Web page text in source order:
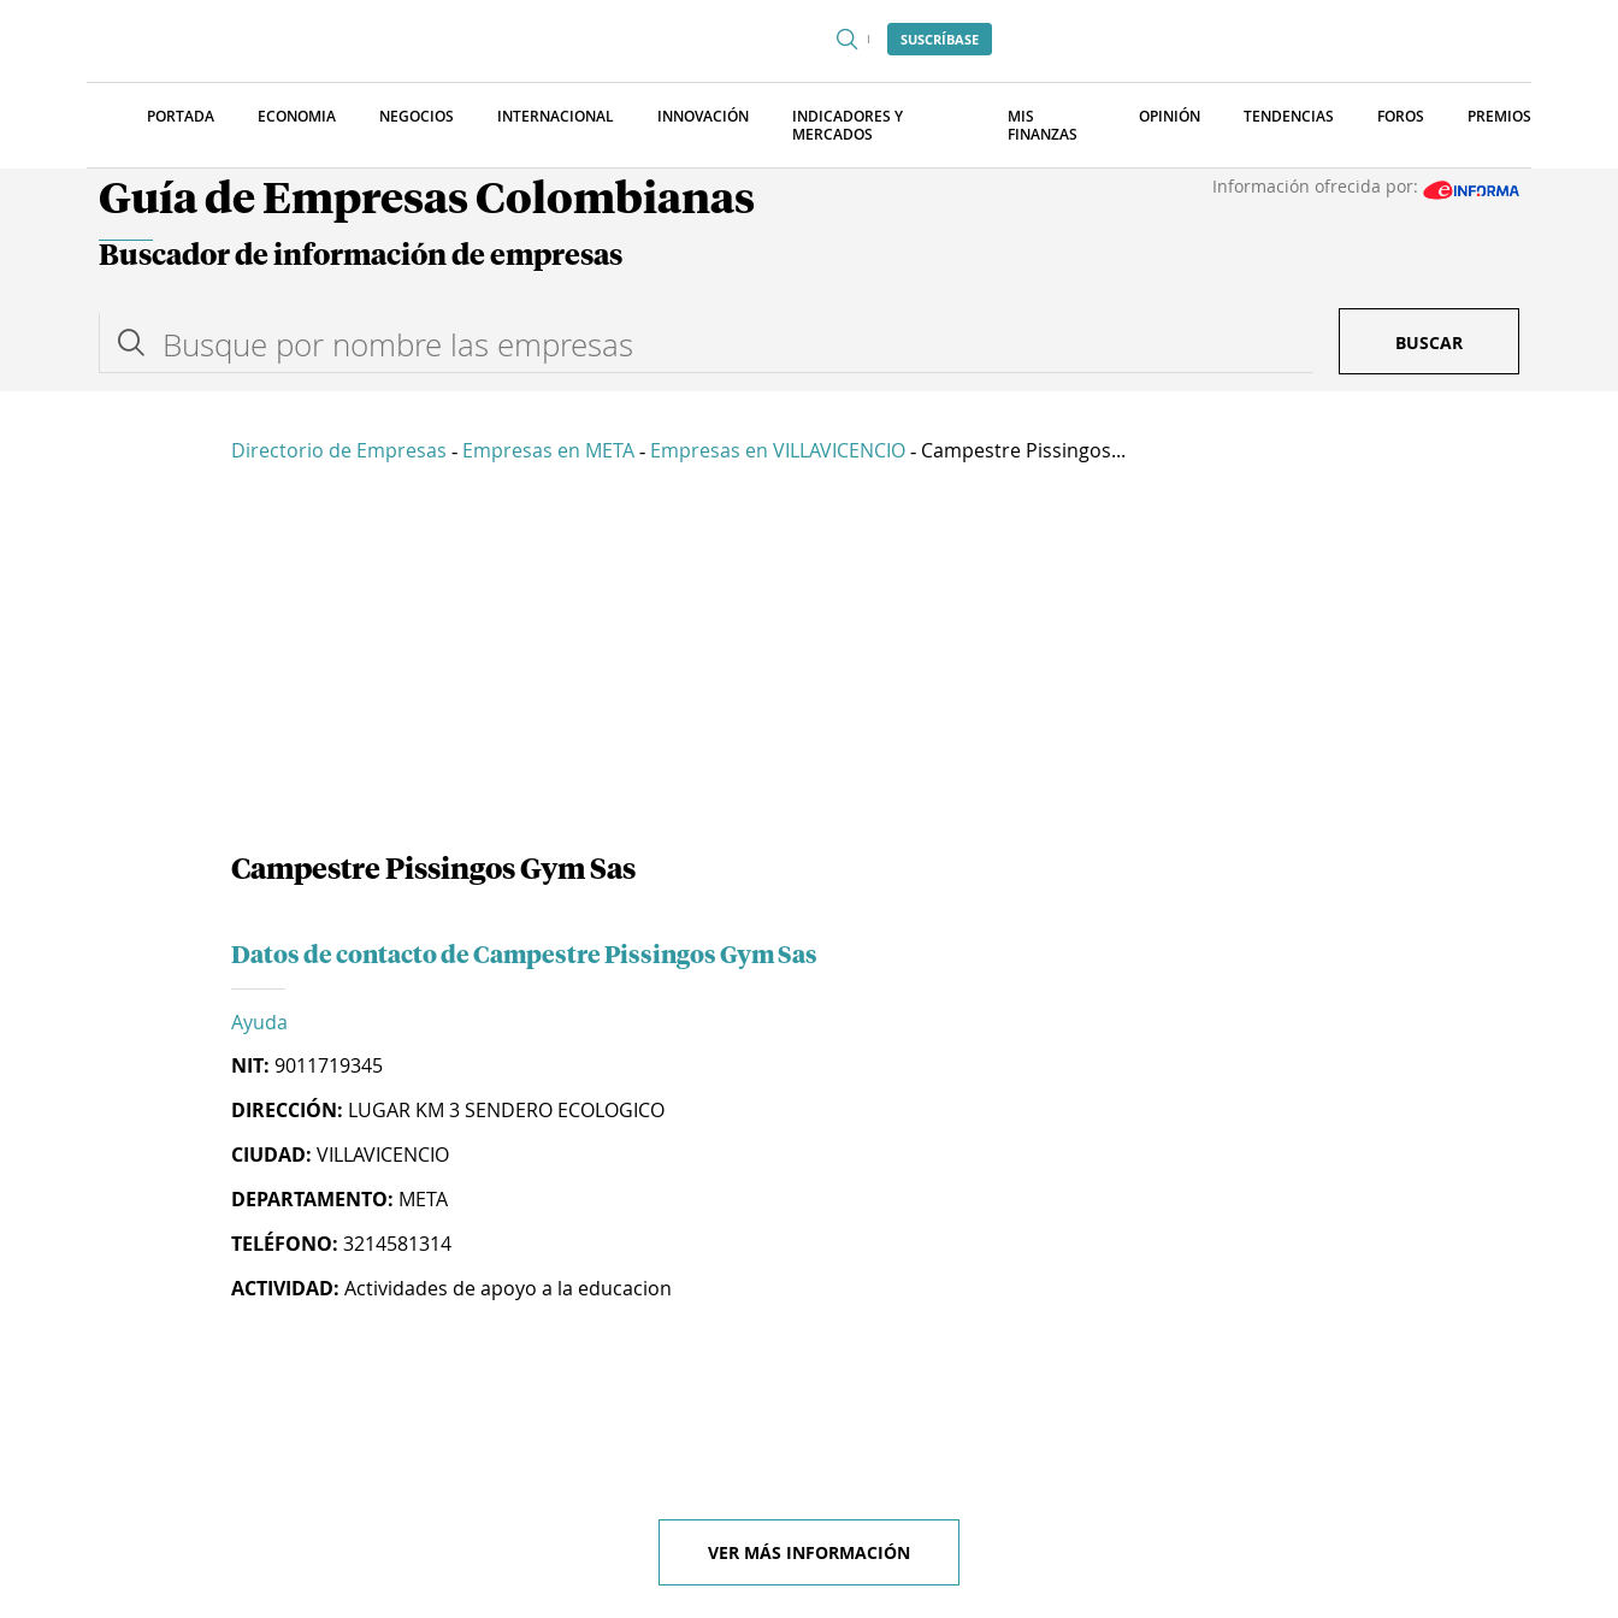
SUSCRÍBASE
PORTADA ECONOMIA NEGOCIOS INTERNACIONAL INNOVACIÓN
INDICADORES Y
MERCADOS
MIS
FINANZAS
OPINIÓN TENDENCIAS FOROS PREMIOS
Guía de Empresas Colombianas Información ofrecida por:
Buscador de información de empresas
BUSCAR
Directorio de Empresas - Empresas en META - Empresas en VILLAVICENCIO - Campestre Pissingos...
Campestre Pissingos Gym Sas
Datos de contacto de Campestre Pissingos Gym Sas
Ayuda
NIT: 9011719345
DIRECCIÓN: LUGAR KM 3 SENDERO ECOLOGICO
CIUDAD: VILLAVICENCIO
DEPARTAMENTO: META
TELÉFONO: 3214581314
ACTIVIDAD: Actividades de apoyo a la educacion
VER MÁS INFORMACIÓN